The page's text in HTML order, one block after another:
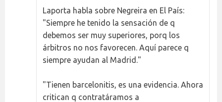
Laporta habla sobre Negreira en El País:
"Siempre he tenido la sensación de q
debemos ser muy superiores, porq los
árbitros no nos favorecen. Aquí parece q
siempre ayudan al Madrid."
"Tienen barcelonitis, es una evidencia. Ahora
critican q contratáramos a